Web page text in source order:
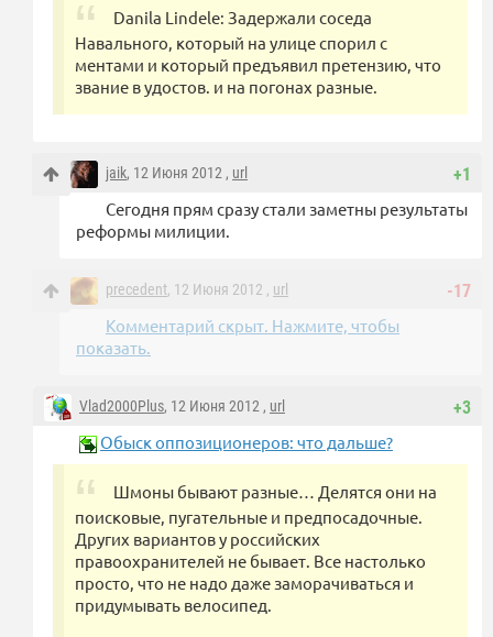
Danila Lindele: Задержали соседа
Навального, который на улице спорил с
ментами и который предъявил претензию, что
звание в удостов. и на погонах разные.
+1
jaik, 12 Июня 2012 , url
Сегодня прям сразу стали заметны результаты
реформы милиции.
-17
precedent, 12 Июня 2012 , url
Комментарий скрыт. Нажмите, чтобы
показать.
+3
Vlad2000Plus, 12 Июня 2012 , url
Обыск оппозиционеров: что дальше?
Шмоны бывают разные… Делятся они на
поисковые, пугательные и предпосадочные.
Других вариантов у российских
правоохранителей не бывает. Все настолько
просто, что не надо даже заморачиваться и
придумывать велосипед.